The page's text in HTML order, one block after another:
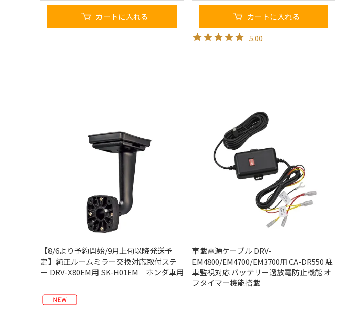
カートに入れる カートに入れる
5.00
【8/6より予約開始/9月上旬以降発送予
定】純正ルームミラー交換対応取付ステ
ー DRV-X80EM用 SK-H01EM ホンダ車用
車載電源ケーブル DRV-
EM4800/EM4700/EM3700用 CA-DR550 駐
車監視対応 バッテリー過放電防止機能 オ
フタイマー機能搭載